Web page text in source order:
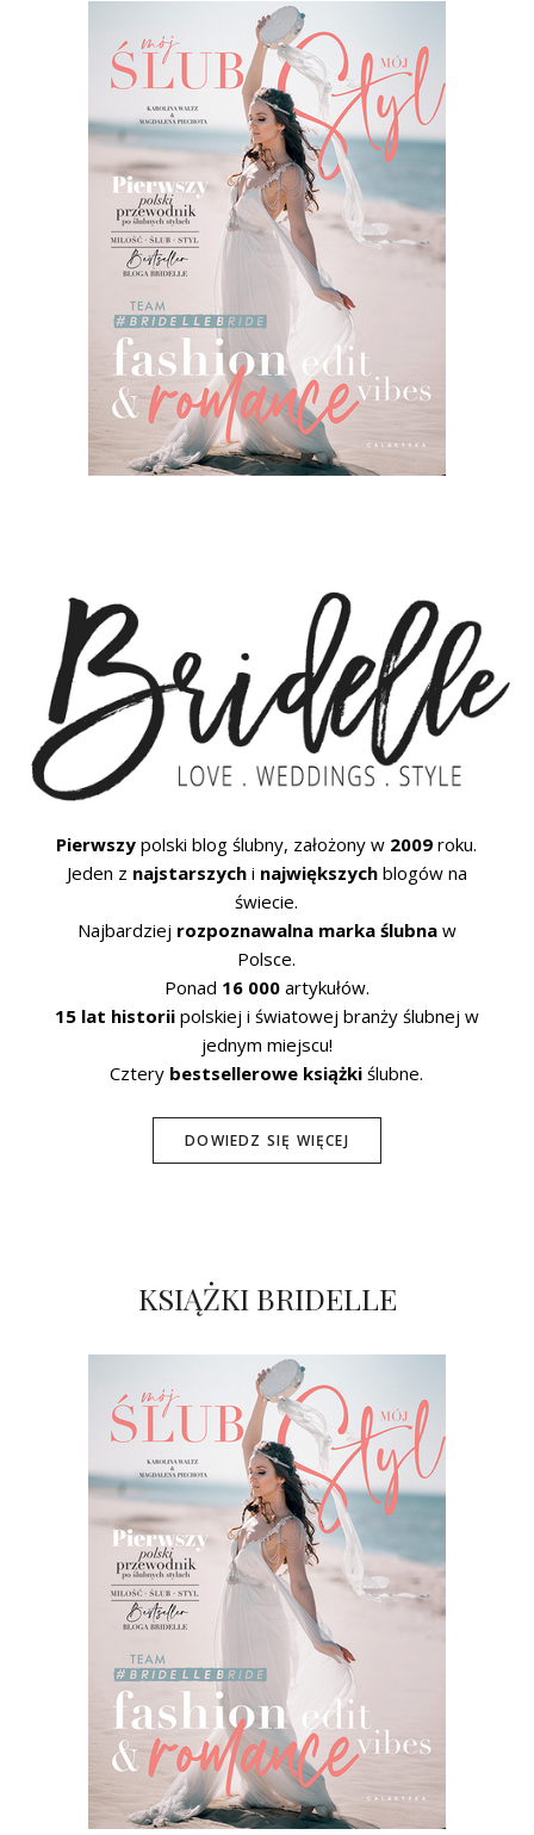
Pierwszy polski blog ślubny, założony w 2009 roku.
Jeden z najstarszychi największychblogów na
świecie.
Najbardziej rozpoznawalna marka ślubnaw
Polsce.
Ponad 16 000artykułów.
15 lat historiipolskiej i światowej branży ślubnej w
jednym miejscu!
Cztery bestsellerowe książki ślubne.
DOWIEDZ SIĘ WIĘCEJ
KSIĄŻKI BRIDELLE